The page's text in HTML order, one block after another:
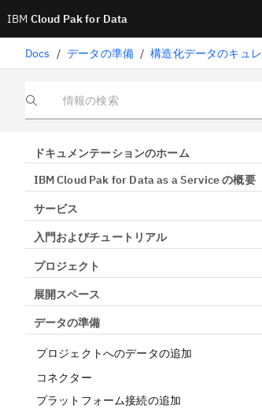
IBM Cloud Pak for Data
Docs / データの準備 / 構造化データのキュ
情報の検索
ドキュメンテーションのホーム
IBM Cloud Pak for Data as a Service の概要
サービス
入門およびチュートリアル
プロジェクト
展開スペース
データの準備
プロジェクトへのデータの追加
コネクター
プラットフォーム接続の追加